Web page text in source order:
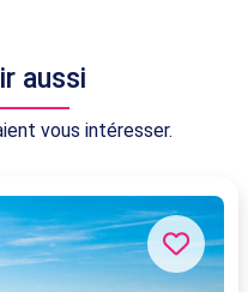
aussi
vous intéresser.